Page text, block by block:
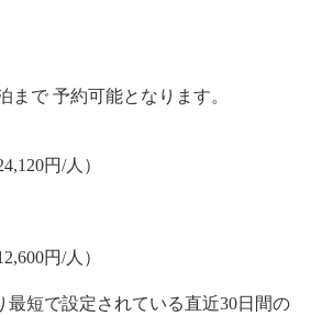
まで 予約可能となります。
円/人）
円/人）
短で設定されている直近30日間の